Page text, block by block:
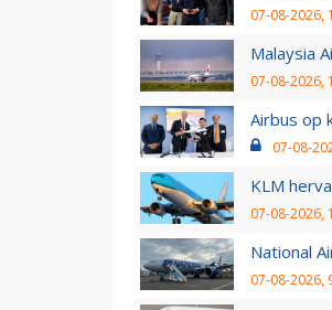
07-08-2026,
Malaysia
07-08-2026,
Airbus op
07-08-
KLM
07-08-2026,
National
07-08-2026,